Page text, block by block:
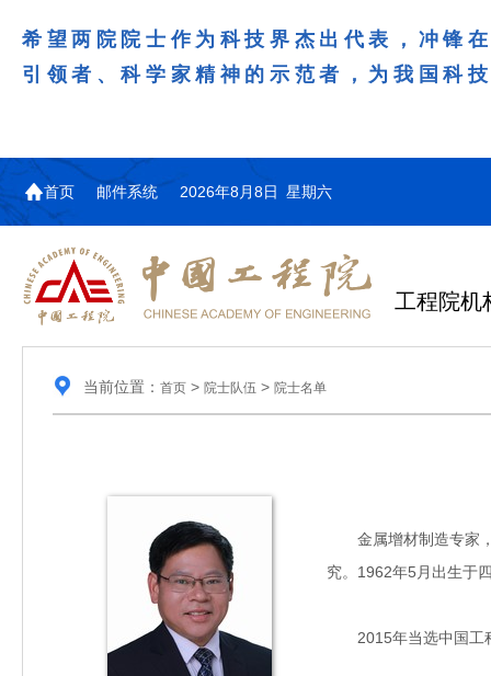
希望两院院士作为科技界杰出代表，冲锋
引领者、科学家精神的示范者，为我国科
首页 邮件系统 2026年8月8日 星期六
工程院机
当前位置： 首页> 院士队伍 > 院士名单
金属增材制造专家，
究。1962年5月出生于
2015年当选中国工